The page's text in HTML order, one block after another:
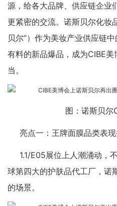
源，给各大品牌、供应链企业
更紧密的交流。诺斯贝尔化妆
贝尔”）作为美妆产业供应链
有料的新品爆品，成为CIBE
当。
图：诺斯贝尔
亮点一：王牌面膜品类表
1.1/E05展位上人潮涌动，
球第四大的护肤品代工厂，诺
的场景。